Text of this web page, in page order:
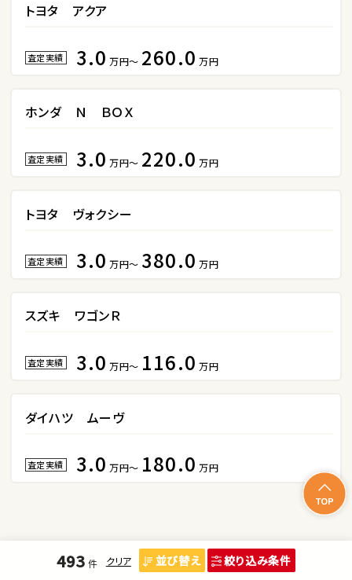
2位
3
ＳＵＶ・クロカン
ヤリスクロス
ハリアー
トヨタ
ランドクルーザー
トヨタ アクア
査定実績 3.0 万円～ 260.0 万円
ホンダ Ｎ ＢＯＸ
査定実績 3.0 万円～ 220.0 万円
トヨタ ヴォクシー
査定実績 3.0 万円～ 380.0 万円
スズキ ワゴンＲ
査定実績 3.0 万円～ 116.0 万円
ダイハツ ムーヴ
査定実績 3.0 万円～ 180.0 万円
493 件 クリア 並び替え 絞り込み条件